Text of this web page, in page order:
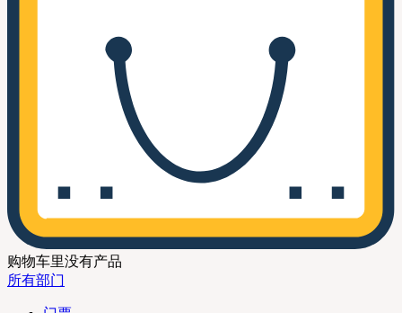
购物车里没有产品
所有部门